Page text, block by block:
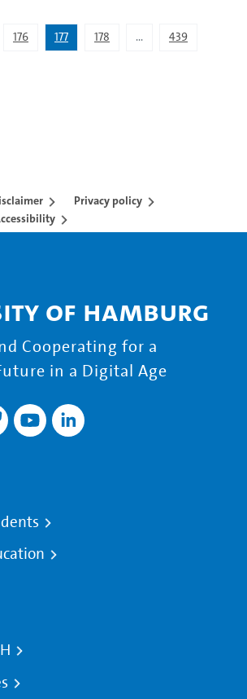
Pages Use TAB to navigate.
176 177 178 ...Intermediate Pages
439
Privacy policy
of Hamburg
Cooperating for a
in a Digital Age